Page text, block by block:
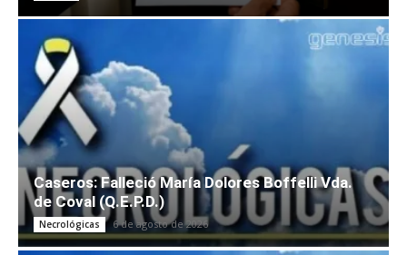
Caseros: Falleció María Dolores Boffelli Vda.
de Coval (Q.E.P.D.)
Necrológicas 6 de agosto de 2026